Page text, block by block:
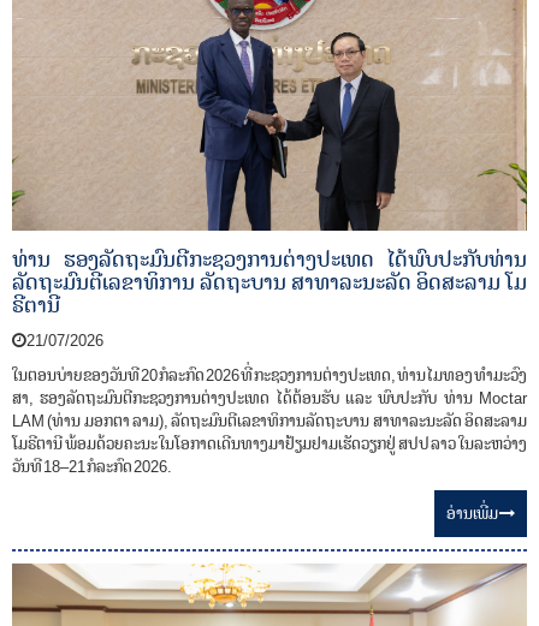
ທ່ານ ຮອງລັດຖະມົນຕີກະຊວງການຕ່າງປະເທດ ໄດ້ພົບປະກັບທ່ານ
ລັດຖະມົນຕີເລຂາທິການ ລັດຖະບານ ສາທາລະນະລັດ ອິດສະລາມ ໂມ
ຣີຕານີ
21/07/2026
ໃນຕອນບ່າຍຂອງວັນທີ 20 ກໍລະກົດ 2026 ທີ່ ​ກະຊວງການຕ່າງປະເທດ, ທ່ານ ໄມທອງ ທໍາມະວົງ​
ສາ, ຮອງລັດຖະມົນຕີກະຊວງການຕ່າງປະເທດ ໄດ້​ຕ້ອນ​ຮັບ ແລະ ພົບປະກັບ ທ່ານ Moctar
LAM (ທ່ານ ມອກຕາ ລາມ), ລັດຖະມົນຕີເລຂາທິການລັດຖະບານ ສາທາລະນະລັດ ອິດສະລາມ
ໂມຣີຕານີ ພ້ອມດ້ວຍຄະນະ ໃນໂອກາດເດີນທາງມາຢ້ຽມຢາມເຮັດວຽກຢູ່ ສປປ ລາວ ໃນລະຫວ່າງ
ວັນທີ 18–21 ກໍລະກົດ 2026.
ອ່ານ​ເພີ່ມ